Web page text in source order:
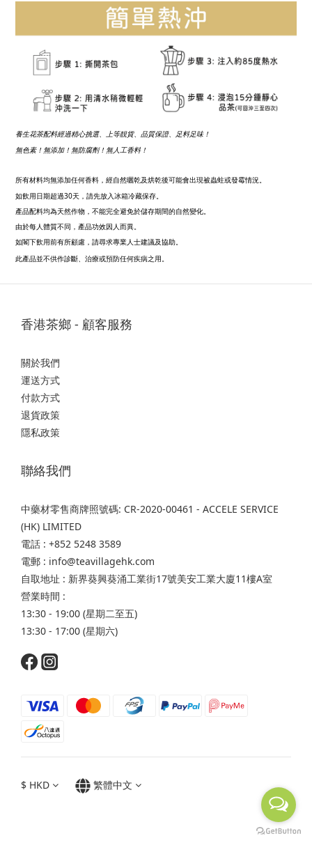
養生花茶配料經過精心挑選、上等靚貨、品質保證、 足料足味！
無色素！無添加！無防腐劑！無人工香料！
所有材料均無添加任何香料，經自然曬乾及烘乾後可能會出現被蟲蛀或發霉情況。
如飲用日期超過30天，請先放入冰箱冷藏保存。
產品配料均為天然作物，不能完全避免於儲存期間的自然變化。
由於每人體質不同，產品功效因人而異。
如閣下飲用前有所顧慮，請尋求專業人士建議及協助。
此產品並不供作診斷、治療或預防任何疾病之用。
香港茶鄉 - 顧客服務
關於我們
運送方式
付款方式
退貨政策
隱私政策
聯絡我們
中藥材零售商牌照號碼: CR-2020-00461 - ACCELE SERVICE
(HK) LIMITED
電話 : +852 5248 3589
電郵 : info@teavillagehk.com
自取地址 : 新界葵興葵涌工業街17號美安工業大廈11樓A室
營業時間 :
13:30 - 19:00 (星期二至五)
13:30 - 17:00 (星期六)
$ HKD 繁體中文